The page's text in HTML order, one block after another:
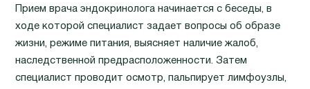
Прием врача эндокринолога начинается с беседы, в
ходе которой специалист задает вопросы об образе
жизни, режиме питания, выясняет наличие жалоб,
наследственной предрасположенности. Затем
специалист проводит осмотр, пальпирует лимфоузлы,